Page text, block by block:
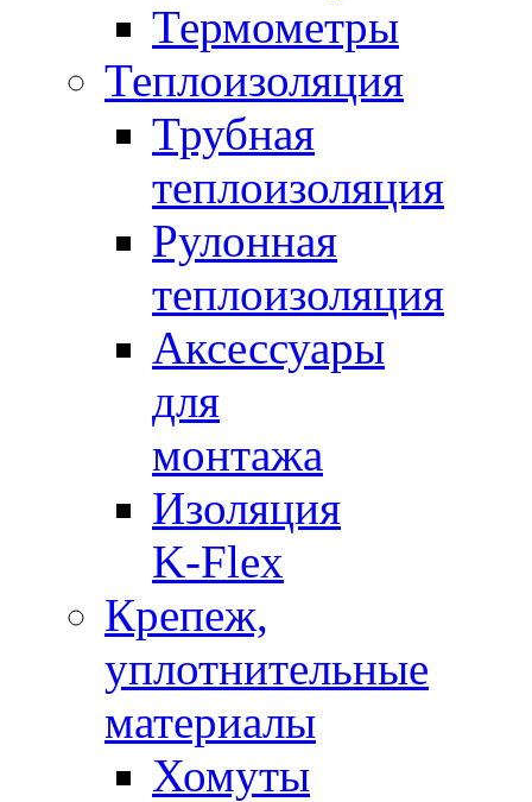
Термометры
Теплоизоляция
Трубная
теплоизоляция
Рулонная
теплоизоляция
Аксессуары
для
монтажа
Изоляция
K-Flex
Крепеж,
уплотнительные
материалы
Хомуты